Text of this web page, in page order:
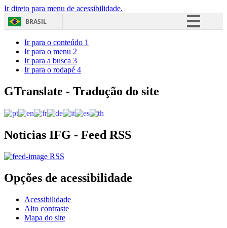
Ir direto para menu de acessibilidade.
BRASIL
Acesso à informação
Ir para o conteúdo 1
Ir para o menu 2
Ir para a busca 3
Ir para o rodapé 4
GTranslate - Tradução do site
Notícias IFG - Feed RSS
RSS
Opções de acessibilidade
Acessibilidade
Alto contraste
Mapa do site